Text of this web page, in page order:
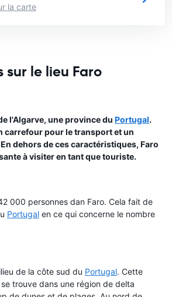
la carte
sur le lieu Faro
l'Algarve, une province du Portugal.
carrefour pour le transport et un
dehors de ces caractéristiques, Faro
à visiter en tant que touriste.
000 personnes dan Faro. Cela fait de
Portugal en ce qui concerne le nombre
de la côte sud du Portugal. Cette
trouve dans une région de delta